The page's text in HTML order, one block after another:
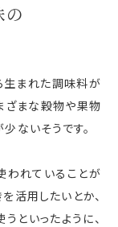
生まれた調味料が
ざまな穀物や果物
ないそうです。
われていることが
活用したいとか、
といったように、